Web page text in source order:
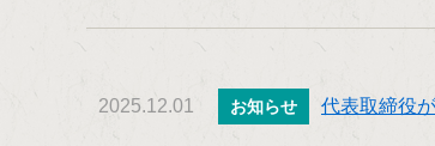
2025.12.01 お知らせ 代表取締役